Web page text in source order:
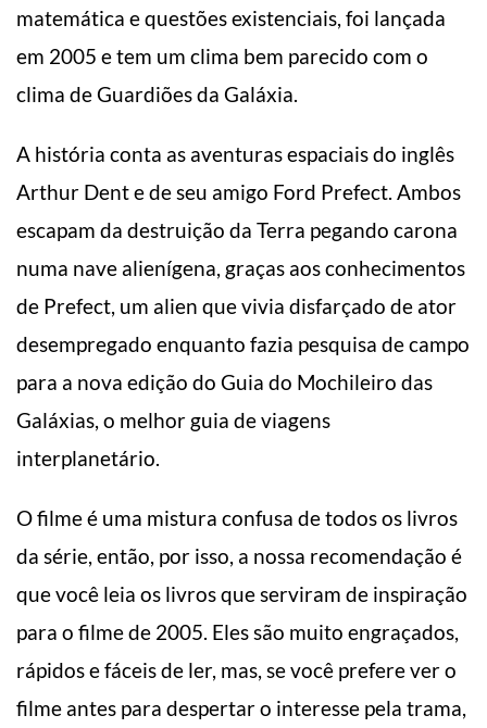
matemática e questões existenciais, foi lançada
em 2005 e tem um clima bem parecido com o
clima de Guardiões da Galáxia.
A história conta as aventuras espaciais do inglês
Arthur Dent e de seu amigo Ford Prefect. Ambos
escapam da destruição da Terra pegando carona
numa nave alienígena, graças aos conhecimentos
de Prefect, um alien que vivia disfarçado de ator
desempregado enquanto fazia pesquisa de campo
para a nova edição do Guia do Mochileiro das
Galáxias, o melhor guia de viagens
interplanetário.
O filme é uma mistura confusa de todos os livros
da série, então, por isso, a nossa recomendação é
que você leia os livros que serviram de inspiração
para o filme de 2005. Eles são muito engraçados,
rápidos e fáceis de ler, mas, se você prefere ver o
filme antes para despertar o interesse pela trama,